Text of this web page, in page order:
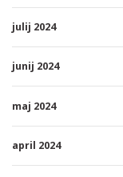
julij 2024
junij 2024
maj 2024
april 2024